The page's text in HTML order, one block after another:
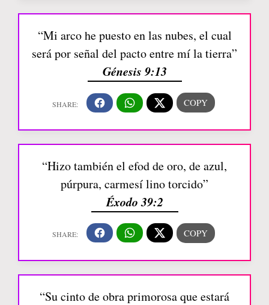
“Mi arco he puesto en las nubes, el cual
será por señal del pacto entre mí la tierra”
Génesis 9:13
“Hizo también el efod de oro, de azul,
púrpura, carmesí lino torcido”
Éxodo 39:2
“Su cinto de obra primorosa que estará